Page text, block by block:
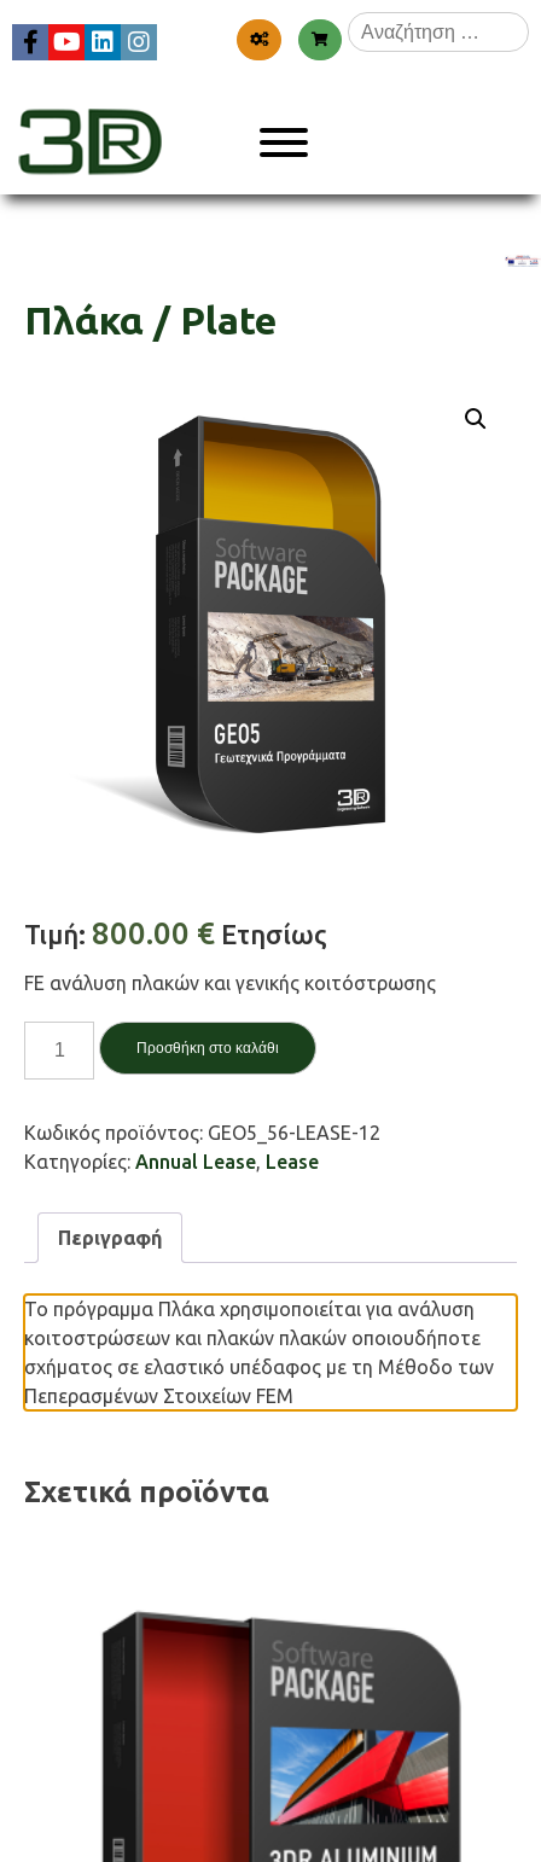
Αναζήτηση
για:
3dr
Πλάκα / Plate
Τιμή: 800.00 € Ετησίως
FE ανάλυση πλακών και γενικής κοιτόστρωσης
ποσότητα
Προσθήκη στο καλάθι
Κωδικός προϊόντος: GEO5_56-LEASE-12
Κατηγορίες: Annual Lease, Lease
Περιγραφή
Το πρόγραμμα Πλάκα χρησιμοποιείται για ανάλυση
κοιτοστρώσεων και πλακών πλακών οποιουδήποτε
σχήματος σε ελαστικό υπέδαφος με τη Μέθοδο των
Πεπερασμένων Στοιχείων FEM
Σχετικά προϊόντα